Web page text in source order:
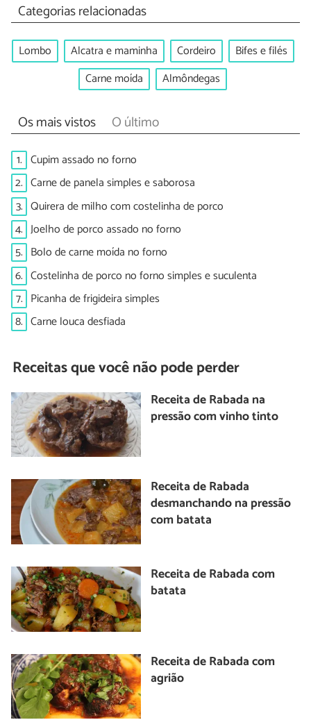
Categorias relacionadas
Lombo Alcatra e maminha Cordeiro
Bifes e filés
Carne moída
Almôndegas
Os mais vistos O último
1. Cupim assado no forno
2. Carne de panela simples e saborosa
3. Quirera de milho com costelinha de porco
4. Joelho de porco assado no forno
5. Bolo de carne moída no forno
6. Costelinha de porco no forno simples e suculenta
7. Picanha de frigideira simples
8. Carne louca desfiada
Receitas que você não pode perder
Receita de Rabada na
pressão com vinho tinto
Receita de Rabada
desmanchando na pressão
com batata
Receita de Rabada com
batata
Receita de Rabada com
agrião